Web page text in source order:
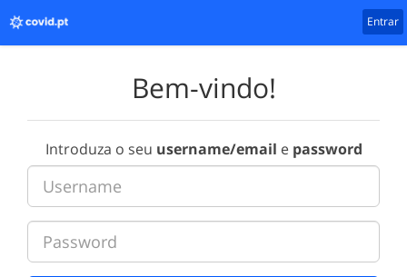
Entrar
Bem-vindo!
Introduza o seu username/email e password